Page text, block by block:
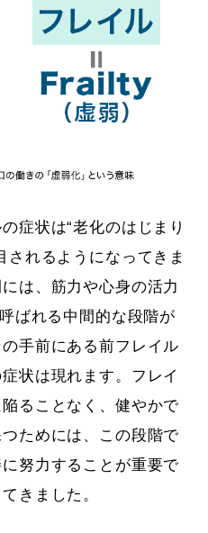
症状は“老化のはじまり
されるようになってきま
は、筋力や心身の活力
ばれる中間的な段階が
手前にある前フレイル
状は現れます。フレイ
ることなく、健やかで
ためには、この段階で
努力することが重要で
きました。